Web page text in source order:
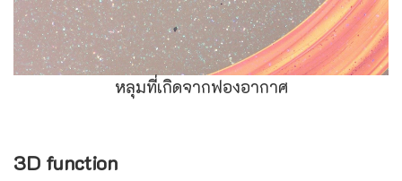
หลุมที่เกิดจากฟองอากาศ
3D function